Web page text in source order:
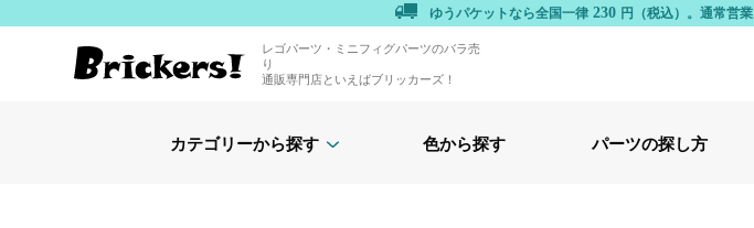
ゆうパケットなら全国一律 230 円（税込）。 通常営
レゴパーツ・ミニフィグパーツのバラ売
り
通販専門店といえばブリッカーズ！
カテゴリーから探す 色から探す パーツの探し方